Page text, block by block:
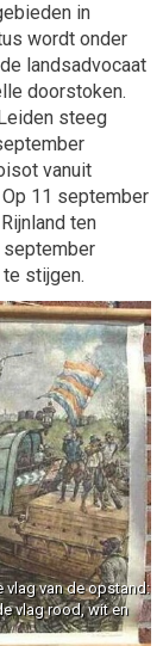
in
wordt onder
landsadvocaat
doorstoken.
steeg
vanuit
11 september
ten
september
stijgen.
vlag van de opstand:
vlag rood, wit en